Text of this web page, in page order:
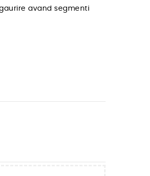
avand segmenti